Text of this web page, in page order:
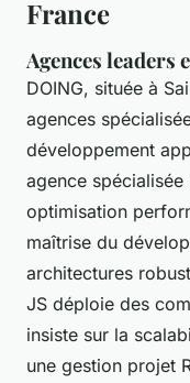
France
Agences leaders
DOING, située à
agences
développement
agence
optimisation
maîtrise du
architectures
JS déploie des
insiste sur la
une gestion projet